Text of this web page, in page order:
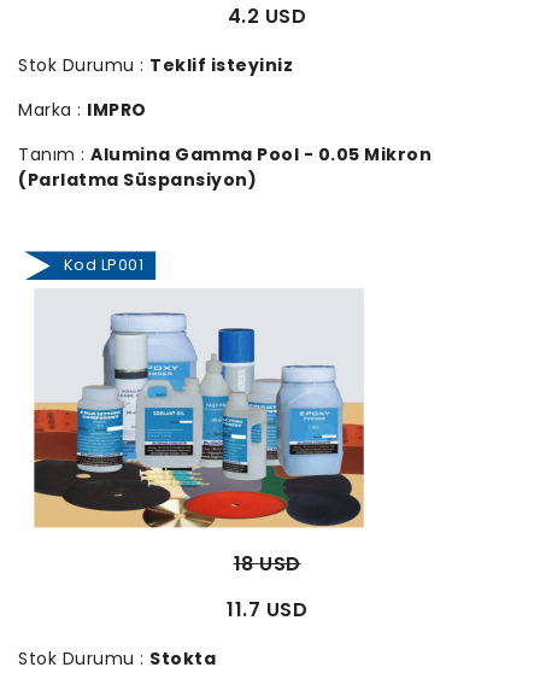
4.2 USD
Stok Durumu : Teklif isteyiniz
Marka : IMPRO
Tanım : Alumina Gamma Pool - 0.05 Mikron
(Parlatma Süspansiyon)
Kod LP001
18 USD
11.7 USD
Stok Durumu : Stokta